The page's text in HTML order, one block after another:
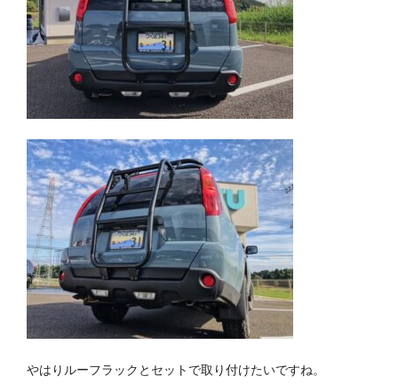
やはりルーフラックとセットで取り付けたいですね。